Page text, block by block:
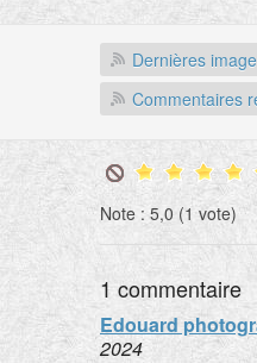
Dernières
Commentaires
Note : 5,0 (1 vote)
1 commentaire
Edouard
2024